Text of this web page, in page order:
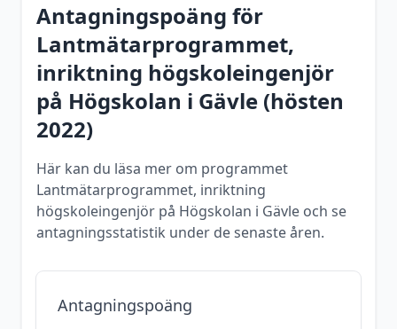
Antagningspoäng för
Lantmätarprogrammet,
inriktning högskoleingenjör
på Högskolan i Gävle (hösten
2022)
Här kan du läsa mer om programmet
Lantmätarprogrammet, inriktning
högskoleingenjör på Högskolan i Gävle och se
antagningsstatistik under de senaste åren.
Antagningspoäng